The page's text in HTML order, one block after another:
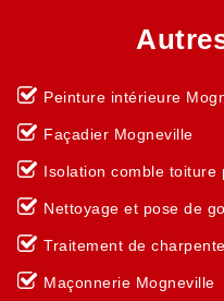
Peinture intérieure
Façadier Mogneville
Isolation comble toiture
Nettoyage et pose de
Traitement de
Maçonnerie Mogneville